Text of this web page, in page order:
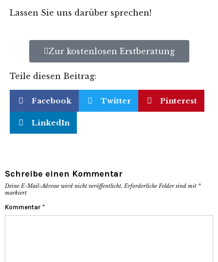
Lassen Sie uns darüber sprechen!
Zur kostenlosen Erstberatung
Teile diesen Beitrag:
Facebook Twitter Pinterest
LinkedIn
Schreibe einen Kommentar
Deine E-Mail-Adresse wird nicht veröffentlicht. Erforderliche Felder sind mit *
markiert
Kommentar *